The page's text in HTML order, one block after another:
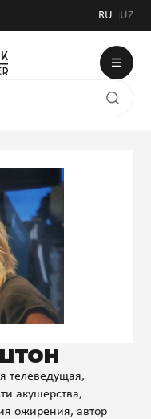
RU UZ
телеведущая,
акушерства,
ожирения, автор